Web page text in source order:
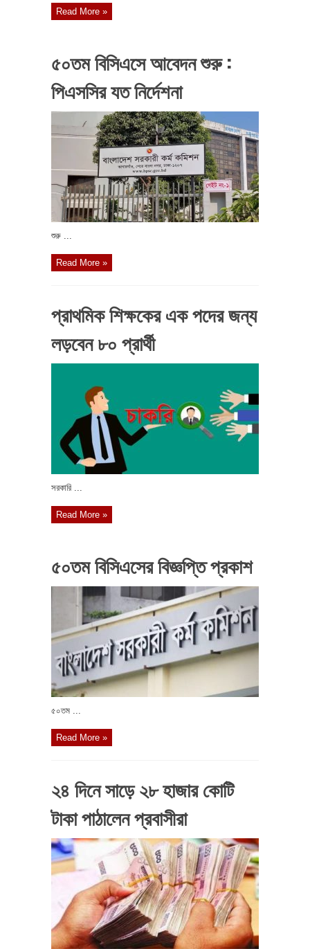
Read More »
৫০তম বিসিএসে আবেদন শুরু :
পিএসসির যত নির্দেশনা
শুরু ...
Read More »
প্রাথমিক শিক্ষকের এক পদের জন্য
লড়বেন ৮০ প্রার্থী
সরকারি ...
Read More »
৫০তম বিসিএসের বিজ্ঞপ্তি প্রকাশ
৫০তম ...
Read More »
২৪ দিনে সাড়ে ২৮ হাজার কোটি
টাকা পাঠালেন প্রবাসীরা